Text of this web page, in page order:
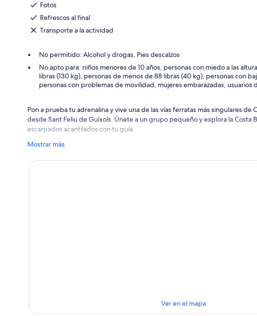
Fotos
Refrescos al final
Transporte a la actividad
No permitido: Alcohol y drogas, Pies descalzos
No apto para: niños menores de 10 años, personas con miedo a las
libras (130 kg), personas de menos de 88 libras (40 kg), personas con
personas con problemas de movilidad, mujeres embarazadas, usuarios
Pon a prueba tu adrenalina y vive una de las vías ferratas más singulares de
desde Sant Feliu de Guíxols. Únete a un grupo pequeño y explora la Costa
escarpados acantilados con tu guía.
Disfruta de las vistas del Mediterráneo mientras escalas la pared rocosa y
ven a pasear por los acantilados del mar.
Mostrar más
Ver en el mapa